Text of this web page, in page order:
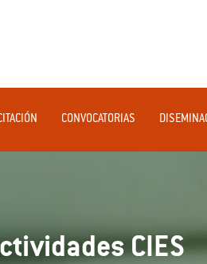
CONVOCATORIAS
CIES